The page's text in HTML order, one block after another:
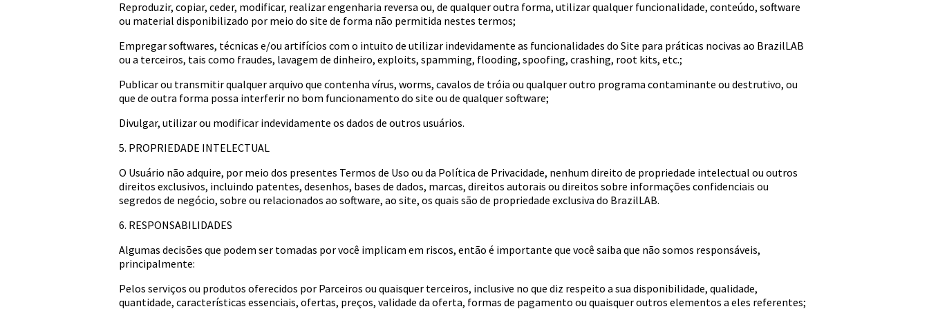
Reproduzir, copiar, ceder, modificar, realizar engenharia reversa ou, de qualquer outra forma, utilizar qualquer funcionalidade, conteúdo, software
ou material disponibilizado por meio do site de forma não permitida nestes termos;
Empregar softwares, técnicas e/ou artifícios com o intuito de utilizar indevidamente as funcionalidades do Site para práticas nocivas ao BrazilLAB
ou a terceiros, tais como fraudes, lavagem de dinheiro, exploits, spamming, flooding, spoofing, crashing, root kits, etc.;
Publicar ou transmitir qualquer arquivo que contenha vírus, worms, cavalos de tróia ou qualquer outro programa contaminante ou destrutivo, ou
que de outra forma possa interferir no bom funcionamento do site ou de qualquer software;
Divulgar, utilizar ou modificar indevidamente os dados de outros usuários.
5. PROPRIEDADE INTELECTUAL
O Usuário não adquire, por meio dos presentes Termos de Uso ou da Política de Privacidade, nenhum direito de propriedade intelectual ou outros
direitos exclusivos, incluindo patentes, desenhos, bases de dados, marcas, direitos autorais ou direitos sobre informações confidenciais ou
segredos de negócio, sobre ou relacionados ao software, ao site, os quais são de propriedade exclusiva do BrazilLAB.
6. RESPONSABILIDADES
Algumas decisões que podem ser tomadas por você implicam em riscos, então é importante que você saiba que não somos responsáveis,
principalmente:
Pelos serviços ou produtos oferecidos por Parceiros ou quaisquer terceiros, inclusive no que diz respeito a sua disponibilidade, qualidade,
quantidade, características essenciais, ofertas, preços, validade da oferta, formas de pagamento ou quaisquer outros elementos a eles referentes;